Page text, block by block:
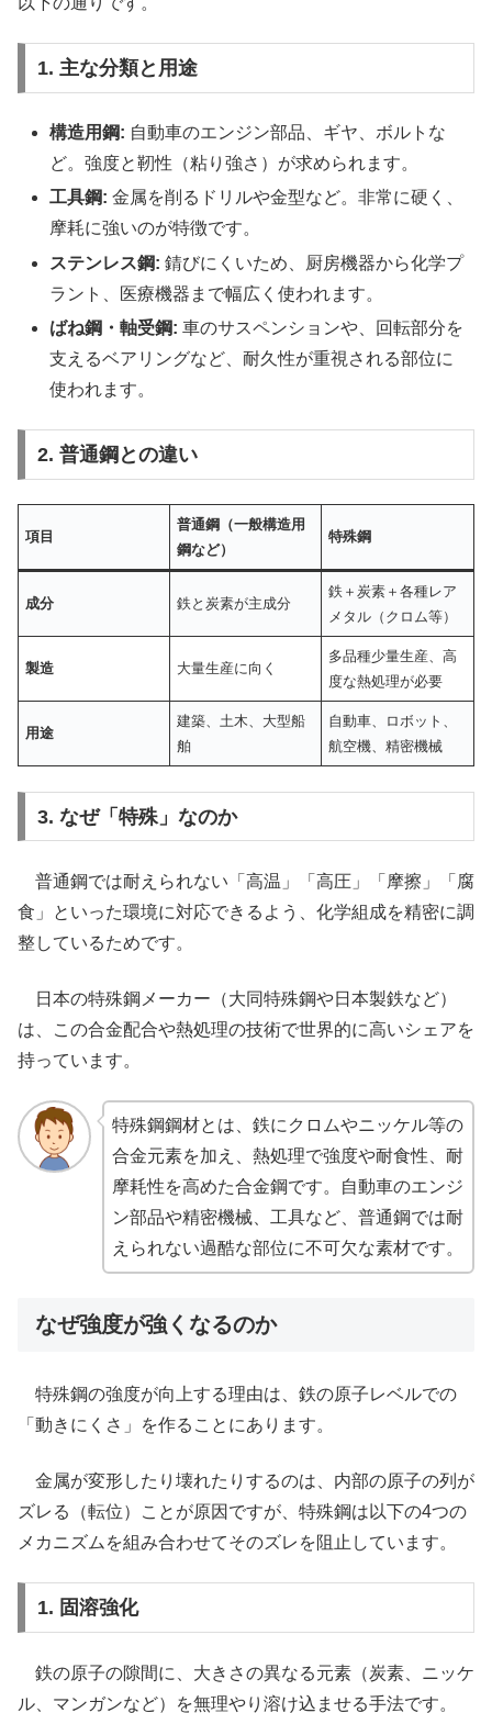
1. 主な分類と用途
構造用鋼: 自動車のエンジン部品、ギヤ、ボルトな
ど。強度と靭性（粘り強さ）が求められます。
工具鋼: 金属を削るドリルや金型など。非常に硬く、
摩耗に強いのが特徴です。
ステンレス鋼: 錆びにくいため、厨房機器から化学プ
ラント、医療機器まで幅広く使われます。
ばね鋼・軸受鋼: 車のサスペンションや、回転部分を
支えるベアリングなど、耐久性が重視される部位に
使われます。
2. 普通鋼との違い
項目
普通鋼（一般構造用
鋼など）
特殊鋼
成分 鉄と炭素が主成分
鉄＋炭素＋各種レア
メタル（クロム等）
製造 大量生産に向く
多品種少量生産、高
度な熱処理が必要
用途
建築、土木、大型船
舶
自動車、ロボット、
航空機、精密機械
3. なぜ「特殊」なのか
普通鋼では耐えられない「高温」「高圧」「摩擦」「腐
食」といった環境に対応できるよう、化学組成を精密に調
整しているためです。
日本の特殊鋼メーカー（大同特殊鋼や日本製鉄など）
は、この合金配合や熱処理の技術で世界的に高いシェアを
持っています。
特殊鋼鋼材とは、鉄にクロムやニッケル等の
合金元素を加え、熱処理で強度や耐食性、耐
摩耗性を高めた合金鋼です。自動車のエンジ
ン部品や精密機械、工具など、普通鋼では耐
えられない過酷な部位に不可欠な素材です。
なぜ強度が強くなるのか
特殊鋼の強度が向上する理由は、鉄の原子レベルでの
「動きにくさ」を作ることにあります。
金属が変形したり壊れたりするのは、内部の原子の列が
ズレる（転位）ことが原因ですが、特殊鋼は以下の4つの
メカニズムを組み合わせてそのズレを阻止しています。
1. 固溶強化
鉄の原子の隙間に、大きさの異なる元素（炭素、ニッケ
ル、マンガンなど）を無理やり溶け込ませる手法です。